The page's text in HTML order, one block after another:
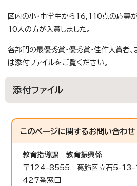
区内の小・中学生から16,110点の応募
10人の方が入賞しました。
各部門の最優秀賞・優秀賞・佳作入賞者
は添付ファイルをご覧ください。
添付ファイル
このページに関するお問い合わせ
教育指導課
教育振興係
〒124-8555 葛飾区立石5-
427番窓口